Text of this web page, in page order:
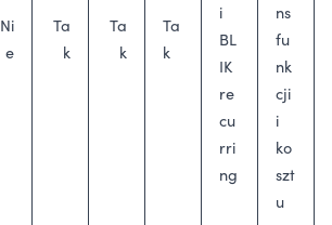
Ni
e
Ta
k
Ta
k
Ta
k
i
BL
IK
re
cu
rri
ng
ns
fu
nk
cji
i
ko
szt
u